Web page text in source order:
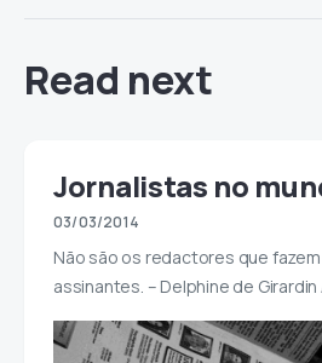
Read next
Jornalistas no
03/03/2014
Não são os redactores que
assinantes. – Delphine de